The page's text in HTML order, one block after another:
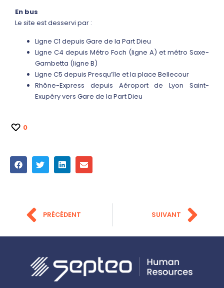
En bus
Le site est desservi par :
Ligne C1 depuis Gare de la Part Dieu
Ligne C4 depuis Métro Foch (ligne A) et métro Saxe-
Gambetta (ligne B)
Ligne C5 depuis Presqu’île et la place Bellecour
Rhône-Express depuis Aéroport de Lyon Saint-
Exupéry vers Gare de la Part Dieu
0
PRÉCÉDENT SUIVANT